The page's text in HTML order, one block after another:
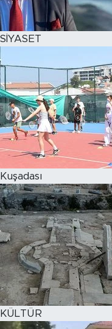
SİYASET
Kuşadası
KÜLTÜR